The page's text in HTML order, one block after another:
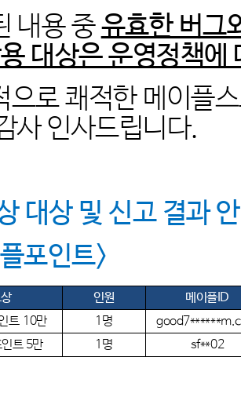
내용 중유효한 버그
대상은 운영정책에
으로 쾌적한 메이플
사 인사드립니다.
대상 및 신고 결과
포인트>
인원
메이플ID
트 10만 1명
트5만 1명 sf**02